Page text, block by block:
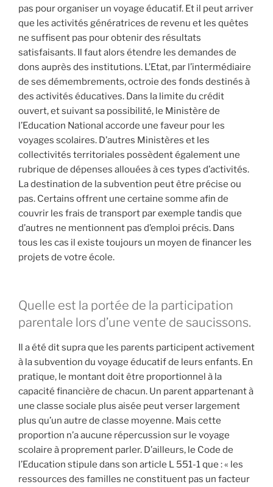
pas pour organiser un voyage éducatif. Et il peut arriver
que les activités génératrices de revenu et les quêtes
ne suffisent pas pour obtenir des résultats
satisfaisants. Il faut alors étendre les demandes de
dons auprès des institutions. L’Etat, par l’intermédiaire
de ses démembrements, octroie des fonds destinés à
des activités éducatives. Dans la limite du crédit
ouvert, et suivant sa possibilité, le Ministère de
l’Education National accorde une faveur pour les
voyages scolaires. D’autres Ministères et les
collectivités territoriales possèdent également une
rubrique de dépenses allouées à ces types d’activités.
La destination de la subvention peut être précise ou
pas. Certains offrent une certaine somme afin de
couvrir les frais de transport par exemple tandis que
d’autres ne mentionnent pas d’emploi précis. Dans
tous les cas il existe toujours un moyen de financer les
projets de votre école.
Quelle est la portée de la participation
parentale lors d’une vente de saucissons.
Il a été dit supra que les parents participent activement
à la subvention du voyage éducatif de leurs enfants. En
pratique, le montant doit être proportionnel à la
capacité financière de chacun. Un parent appartenant à
une classe sociale plus aisée peut verser largement
plus qu’un autre de classe moyenne. Mais cette
proportion n’a aucune répercussion sur le voyage
scolaire à proprement parler. D’ailleurs, le Code de
l’Education stipule dans son article L 551-1 que : « les
ressources des familles ne constituent pas un facteur